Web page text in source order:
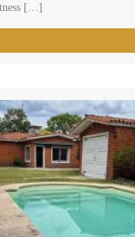
[…]